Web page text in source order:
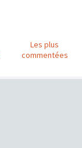
Les plus
commentées